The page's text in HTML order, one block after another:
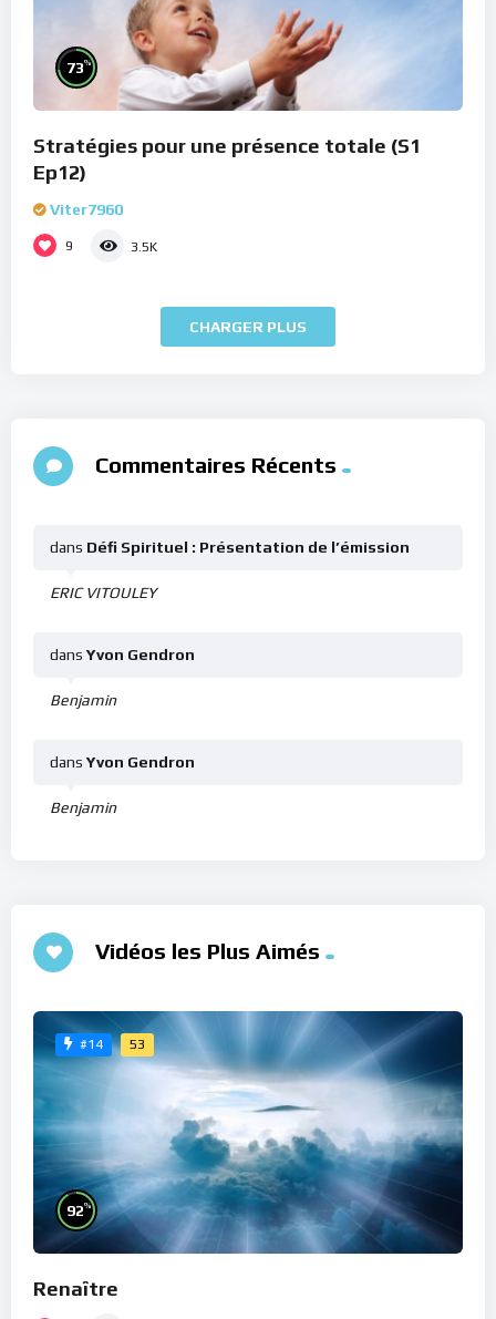
73%
Stratégies pour une présence totale (S1
Ep12)
Viter7960
9 3.5K
CHARGER PLUS
Commentaires Récents
ERIC VITOULEY
dans Défi Spirituel : Présentation de l’émission
Benjamin
dans Yvon Gendron
Benjamin
dans Yvon Gendron
Vidéos les Plus Aimés
#14 53
92%
Renaître